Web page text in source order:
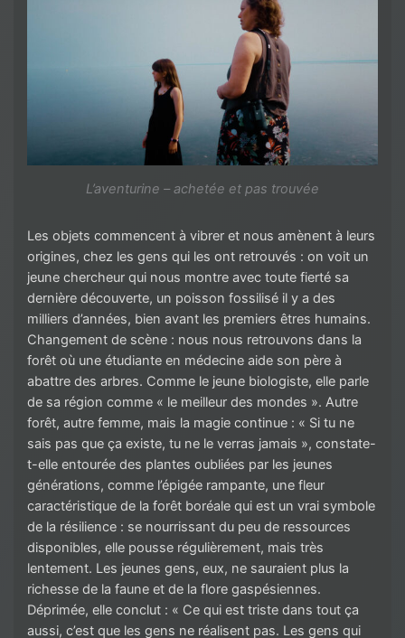
L’aventurine – achetée et pas trouvée
Les objets commencent à vibrer et nous amènent à leurs
origines, chez les gens qui les ont retrouvés : on voit un
jeune chercheur qui nous montre avec toute fierté sa
dernière découverte, un poisson fossilisé il y a des
milliers d’années, bien avant les premiers êtres humains.
Changement de scène : nous nous retrouvons dans la
forêt où une étudiante en médecine aide son père à
abattre des arbres. Comme le jeune biologiste, elle parle
de sa région comme « le meilleur des mondes ». Autre
forêt, autre femme, mais la magie continue : « Si tu ne
sais pas que ça existe, tu ne le verras jamais », constate-
t-elle entourée des plantes oubliées par les jeunes
générations, comme l’épigée rampante, une fleur
caractéristique de la forêt boréale qui est un vrai symbole
de la résilience : se nourrissant du peu de ressources
disponibles, elle pousse régulièrement, mais très
lentement. Les jeunes gens, eux, ne sauraient plus la
richesse de la faune et de la flore gaspésiennes.
Déprimée, elle conclut : « Ce qui est triste dans tout ça
aussi, c’est que les gens ne réalisent pas. Les gens qui